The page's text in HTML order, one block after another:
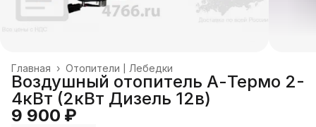
Отопители | Лебедки
Главная ›
Воздушный отопитель А-Термо 2-
4кВт (2кВт Дизель 12в)
9 900 ₽